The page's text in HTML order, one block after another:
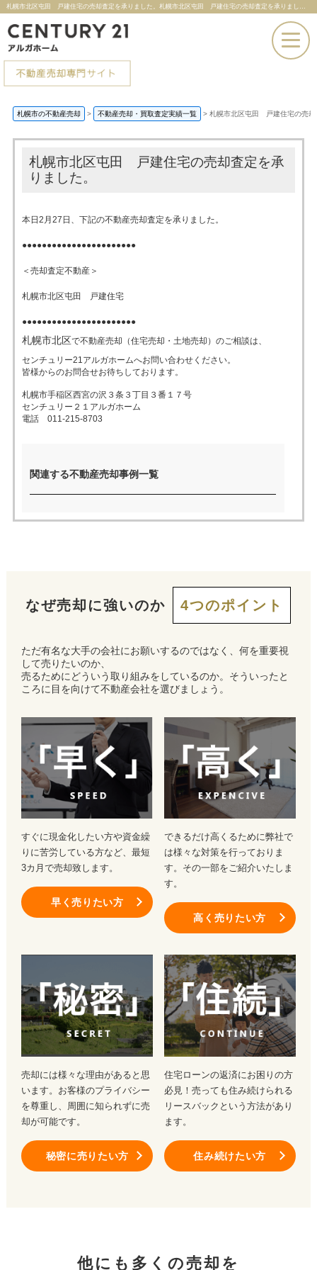
札幌市北区屯田 戸建住宅の売却査定を承りました。札幌市北区屯田 戸建住宅の売却査定を承りました。 |札幌市の不動産売却ならセンチュリー21アルガホーム
早く
売りたい
高く
売りたい
秘密に
来店予約
札幌市の不動産売却 > 不動産売却・買取査定実績一覧 > 札幌市北区屯田 戸建住宅の売却
札幌市北区屯田 戸建住宅の売却査定を承
りました。
本日2月27日、下記の不動産売却査定を承りました。
●●●●●●●●●●●●●●●●●●●●●●●
＜売却査定不動産＞
札幌市北区屯田 戸建住宅
●●●●●●●●●●●●●●●●●●●●●●●
札幌市北区で不動産売却（住宅売却・土地売却）のご相談は、
センチュリー21アルガホームへお問い合わせください。
皆様からのお問合せお待ちしております。
札幌市手稲区西宮の沢３条３丁目３番１７号
センチュリー２１アルガホーム
電話 011-215-8703
関連する不動産売却事例一覧
なぜ売却に強いのか 4つのポイント
ただ有名な大手の会社にお願いするのではなく、何を重要視
して売りたいのか、
売るためにどういう取り組みをしているのか。そういったと
ころに目を向けて不動産会社を選びましょう。
すぐに現金化したい方や資金繰
りに苦労している方など、最短
3カ月で売却致します。
早く売りたい方
できるだけ高くるために弊社で
は様々な対策を行っておりま
す。その一部をご紹介いたしま
す。
高く売りたい方
売却には様々な理由があると思
います。お客様のプライバシー
を尊重し、周囲に知られずに売
却が可能です。
秘密に売りたい方
住宅ローンの返済にお困りの方
必見！売っても住み続けられる
リースバックという方法があり
ます。
住み続けたい方
他にも多くの売却を